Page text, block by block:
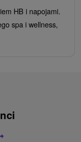
HB i napojami.
spa i wellness,